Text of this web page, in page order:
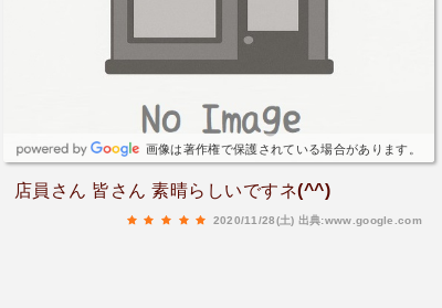
画像は著作権で保護されている場合があります。
店員さん 皆さん 素晴らしいですネ(^^)
2020/11/28(土) 出典:www.google.com